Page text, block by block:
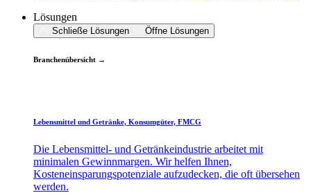
Lösungen
Schließe Lösungen Öffne Lösungen
Branchenübersicht →
Lebensmittel und Getränke, Konsumgüter, FMCG
Die Lebensmittel- und Getränkeindustrie arbeitet mit
minimalen Gewinnmargen. Wir helfen Ihnen,
Kosteneinsparungspotenziale aufzudecken, die oft übersehen
werden.